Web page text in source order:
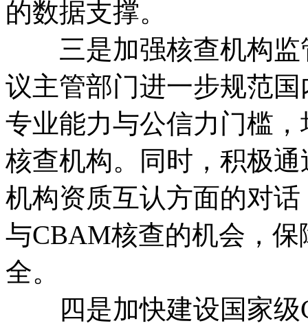
的数据支撑。
三是加强核查机构监
议主管部门进一步规范
专业能力与公信力门槛
核查机构。同时，积极
机构资质互认方面的对
与CBAM核查的机会，
全。
四是加快建设国家级